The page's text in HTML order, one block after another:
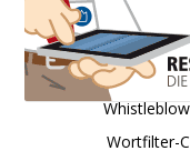
Wortfilter-